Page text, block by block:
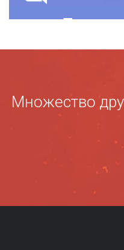
Множество